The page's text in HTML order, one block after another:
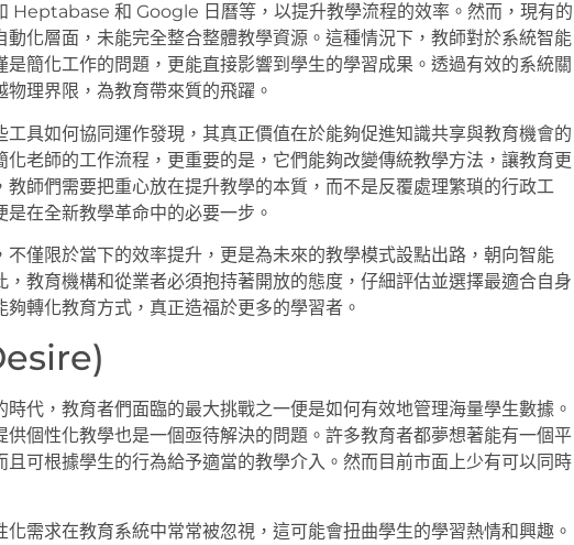
Heptabase 和 Google 日曆等，以提升教學流程的效率。然而，現有的
動化層面，未能完全整合整體教學資源。這種情況下，教師對於系統智能
簡化工作的問題，更能直接影響到學生的學習成果。透過有效的系統關
理界限，為教育帶來質的飛躍。
具如何協同運作發現，其真正價值在於能夠促進知識共享與教育機會的
老師的工作流程，更重要的是，它們能夠改變傳統教學方法，讓教育更
師們需要把重心放在提升教學的本質，而不是反覆處理繁瑣的行政工
在全新教學革命中的必要一步。
不僅限於當下的效率提升，更是為未來的教學模式設點出路，朝向智能
教育機構和從業者必須抱持著開放的態度，仔細評估並選擇最適合自身
轉化教育方式，真正造福於更多的學習者。
代，教育者們面臨的最大挑戰之一便是如何有效地管理海量學生數據。
供個性化教學也是一個亟待解決的問題。許多教育者都夢想著能有一個平
且可根據學生的行為給予適當的教學介入。然而目前市面上少有可以同時
化需求在教育系統中常常被忽視，這可能會扭曲學生的學習熱情和興趣。